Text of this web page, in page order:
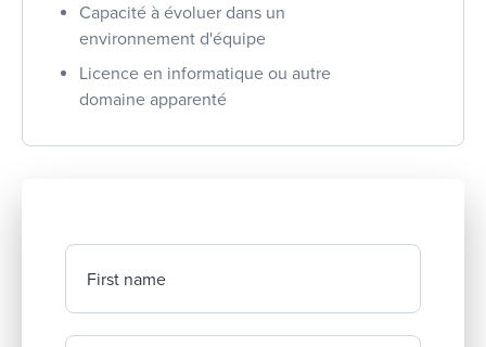
Capacité à évoluer dans un
environnement d'équipe
Licence en informatique ou autre
domaine apparenté
First name